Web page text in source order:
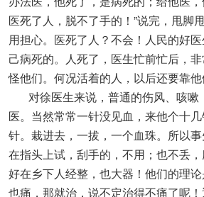
医死了人，脱不了手的！”说完，甩脚
用担心。医死了人？不会！人民的好
己病死的。人死了，医生忙前忙后，
怪他们。何况活着的人，以后还要靠他
对徐医生来说，普通的伤风、咳嗽
医。当然常常一针没见血，来他个十
针。栽进去，一拔，一个血珠。所以事
在指头上试，刮手的，不用；也不丢，
好在乡下人经整，也大器！他们的理
也痛，那就治，说不定治得不痛了呢